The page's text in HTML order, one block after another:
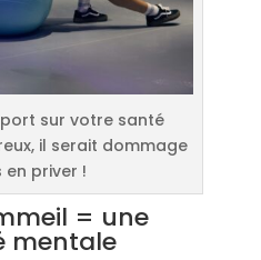
sur votre santé
il serait dommage
en priver !
= une
mentale